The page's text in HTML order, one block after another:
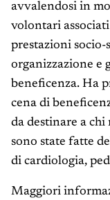
avvalendosi in
volontari
prestazioni socio-
organizzazione e
beneficenza. Ha
cena di
da destinare a
sono state fatte
di cardiologia,
Maggiori